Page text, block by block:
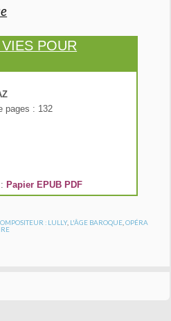
POUR
pages : 132
Papier EPUB PDF
: LULLY, L'ÂGE BAROQUE, OPÉRA